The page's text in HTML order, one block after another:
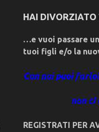
HAI DIVORZIATO
…e vuoi passare
tuoi figli e/o la
Con noi puoi farlo!
non ci
REGISTRATI PER